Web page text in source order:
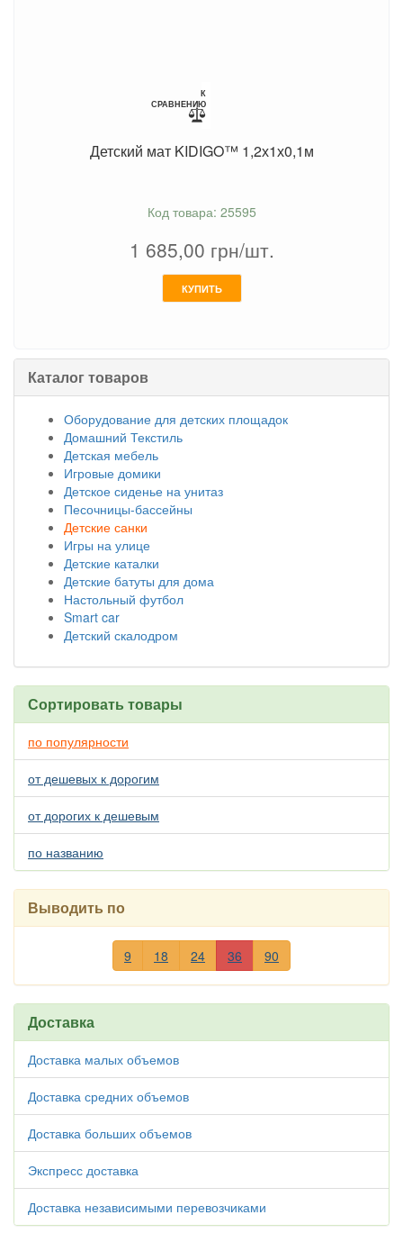
К
СРАВНЕНИЮ
Детский мат KIDIGO™ 1,2х1х0,1м
Код товара: 25595
1 685,00 грн/шт.
КУПИТЬ
Каталог товаров
Оборудование для детских площадок
Домашний Текстиль
Детская мебель
Игровые домики
Детское сиденье на унитаз
Песочницы-бассейны
Детские санки
Игры на улице
Детские каталки
Детские батуты для дома
Настольный футбол
Smart car
Детский скалодром
Сортировать товары
по популярности
от дешевых к дорогим
от дорогих к дешевым
по названию
Выводить по
9 18 24 36 90
Доставка
Доставка малых объемов
Доставка средних объемов
Доставка больших объемов
Экспресс доставка
Доставка независимыми перевозчиками